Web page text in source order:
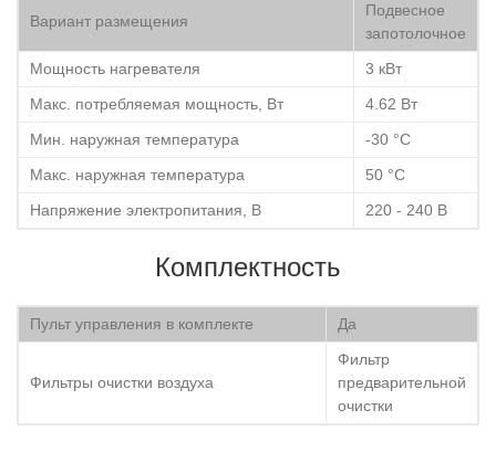
Вариант размещения
Подвесное
запотолочное
Мощность нагревателя
3 кВт
Макс. потребляемая мощность, Вт
4.62 Вт
Мин. наружная температура
-30 °С
Макс. наружная температура
50 °С
Напряжение электропитания, В
220 - 240 В
Комплектность
Пульт управления в комплекте Да
Фильтры очистки воздуха
Фильтр
предварительной
очистки